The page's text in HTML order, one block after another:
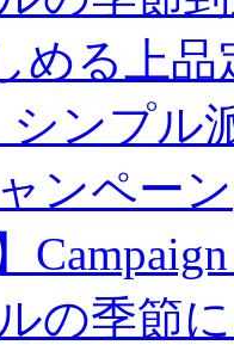
める上
シンプ
ンペーン
の季節